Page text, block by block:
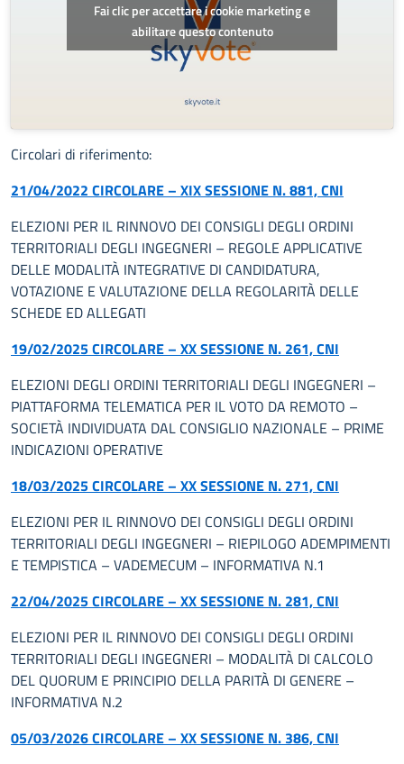
Fai clic per accettare i cookie marketing e
abilitare questo contenuto
Circolari di riferimento:
21/04/2022 CIRCOLARE – XIX SESSIONE N. 881, CNI
ELEZIONI PER IL RINNOVO DEI CONSIGLI DEGLI ORDINI
TERRITORIALI DEGLI INGEGNERI – REGOLE APPLICATIVE
DELLE MODALITÀ INTEGRATIVE DI CANDIDATURA,
VOTAZIONE E VALUTAZIONE DELLA REGOLARITÀ DELLE
SCHEDE ED ALLEGATI
19/02/2025 CIRCOLARE – XX SESSIONE N. 261, CNI
ELEZIONI DEGLI ORDINI TERRITORIALI DEGLI INGEGNERI –
PIATTAFORMA TELEMATICA PER IL VOTO DA REMOTO –
SOCIETÀ INDIVIDUATA DAL CONSIGLIO NAZIONALE – PRIME
INDICAZIONI OPERATIVE
18/03/2025 CIRCOLARE – XX SESSIONE N. 271, CNI
ELEZIONI PER IL RINNOVO DEI CONSIGLI DEGLI ORDINI
TERRITORIALI DEGLI INGEGNERI – RIEPILOGO ADEMPIMENTI
E TEMPISTICA – VADEMECUM – INFORMATIVA N.1
22/04/2025 CIRCOLARE – XX SESSIONE N. 281, CNI
ELEZIONI PER IL RINNOVO DEI CONSIGLI DEGLI ORDINI
TERRITORIALI DEGLI INGEGNERI – MODALITÀ DI CALCOLO
DEL QUORUM E PRINCIPIO DELLA PARITÀ DI GENERE –
INFORMATIVA N.2
05/03/2026 CIRCOLARE – XX SESSIONE N. 386, CNI